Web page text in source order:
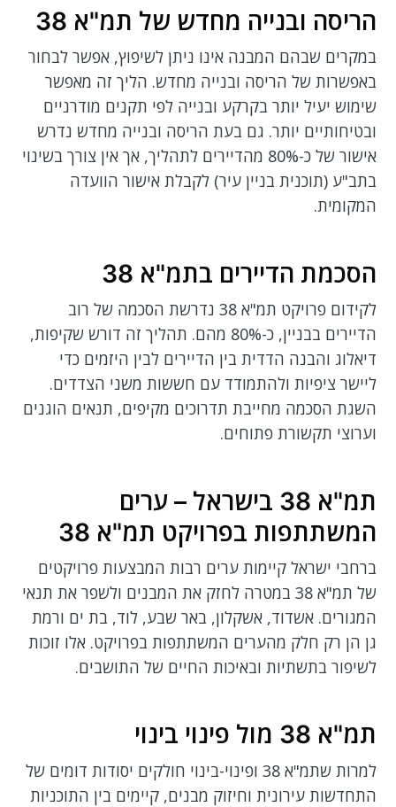
הריסה ובנייה מחדש של תמ"א 38
במקרים שבהם המבנה אינו ניתן לשיפוץ, אפשר לבחור
באפשרות של הריסה ובנייה מחדש. הליך זה מאפשר
שימוש יעיל יותר בקרקע ובנייה לפי תקנים מודרניים
ובטיחותיים יותר. גם בעת הריסה ובנייה מחדש נדרש
אישור של כ-80% מהדיירים לתהליך, אך אין צורך בשינוי
בתב"ע (תוכנית בניין עיר) לקבלת אישור הוועדה
המקומית.
הסכמת הדיירים בתמ"א 38
לקידום פרויקט תמ"א 38 נדרשת הסכמה של רוב
הדיירים בבניין, כ-80% מהם. תהליך זה דורש שקיפות,
דיאלוג והבנה הדדית בין הדיירים לבין היזמים כדי
ליישר ציפיות ולהתמודד עם חששות משני הצדדים.
השגת הסכמה מחייבת תדרוכים מקיפים, תנאים הוגנים
וערוצי תקשורת פתוחים.
תמ"א 38 בישראל – ערים
המשתתפות בפרויקט תמ"א 38
ברחבי ישראל קיימות ערים רבות המבצעות פרויקטים
של תמ"א 38 במטרה לחזק את המבנים ולשפר את תנאי
המגורים. אשדוד, אשקלון, באר שבע, לוד, בת ים ורמת
גן הן רק חלק מהערים המשתתפות בפרויקט. אלו זוכות
לשיפור בתשתיות ובאיכות החיים של התושבים.
תמ"א 38 מול פינוי בינוי
למרות שתמ"א 38 ופינוי-בינוי חולקים יסודות דומים של
התחדשות עירונית וחיזוק מבנים, קיימים בין התוכניות